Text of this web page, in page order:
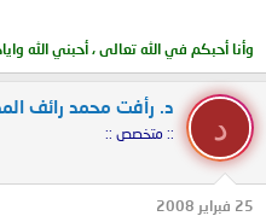
وأنا أحبكم في الله تعالى ، أحبني الله
د
د. رأفت محمد رائف
:: متخصص ::
25 فبراير 2008